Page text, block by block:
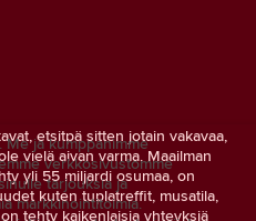
etsitpä sitten jotain vakavaa,
vielä aivan varma. Maailman
yli 55 miljardi osumaa, on
kuten tuplatreffit, musatila,
tehty kaikenlaisia yhteyksiä
ja kumppanimme
verkkosivustomme
tarjouksia ja
markkinointitoimia.